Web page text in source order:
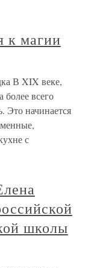
к магии
В XIX веке,
всего
Это начинается
с
школы